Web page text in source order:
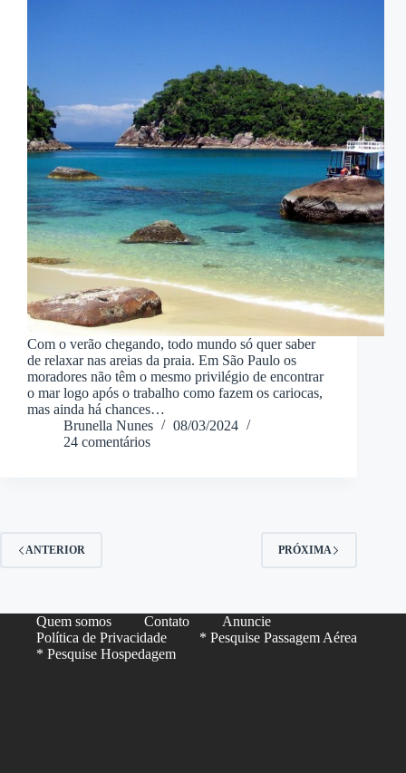
Com o verão chegando, todo mundo só quer saber
de relaxar nas areias da praia. Em São Paulo os
moradores não têm o mesmo privilégio de encontrar
o mar logo após o trabalho como fazem os cariocas,
mas ainda há chances…
Brunella Nunes
08/03/2024
24 comentários
ANTERIOR PRÓXIMA
Quem somos Contato
Anuncie
Política de Privacidade
* Pesquise Passagem Aérea
* Pesquise Hospedagem